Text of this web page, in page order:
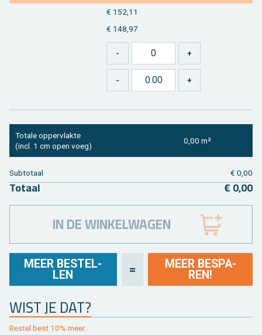
€ 152,11
€ 148,97
MEER BE­STEL­
LEN
=
MEER BE­SPA­
REN!
WIST JE DAT?
Be­stel best 10% meer.
To­ta­le op­per­vlak­te
(incl. 1 cm open voeg)
0,00 m²
Sub­to­taal € 0,00
To­taal € 0,00
IN DE WINKELWAGEN